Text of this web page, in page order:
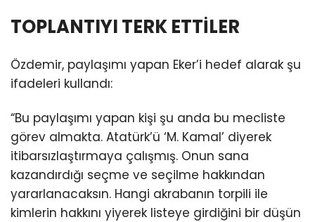
TOPLANTIYI TERK ETTİLER
Özdemir, paylaşımı yapan Eker’i hedef alarak şu
ifadeleri kullandı:
“Bu paylaşımı yapan kişi şu anda bu mecliste
görev almakta. Atatürk’ü ‘M. Kamal’ diyerek
itibarsızlaştırmaya çalışmış. Onun sana
kazandırdığı seçme ve seçilme hakkından
yararlanacaksın. Hangi akrabanın torpili ile
kimlerin hakkını yiyerek listeye girdiğini bir düşün